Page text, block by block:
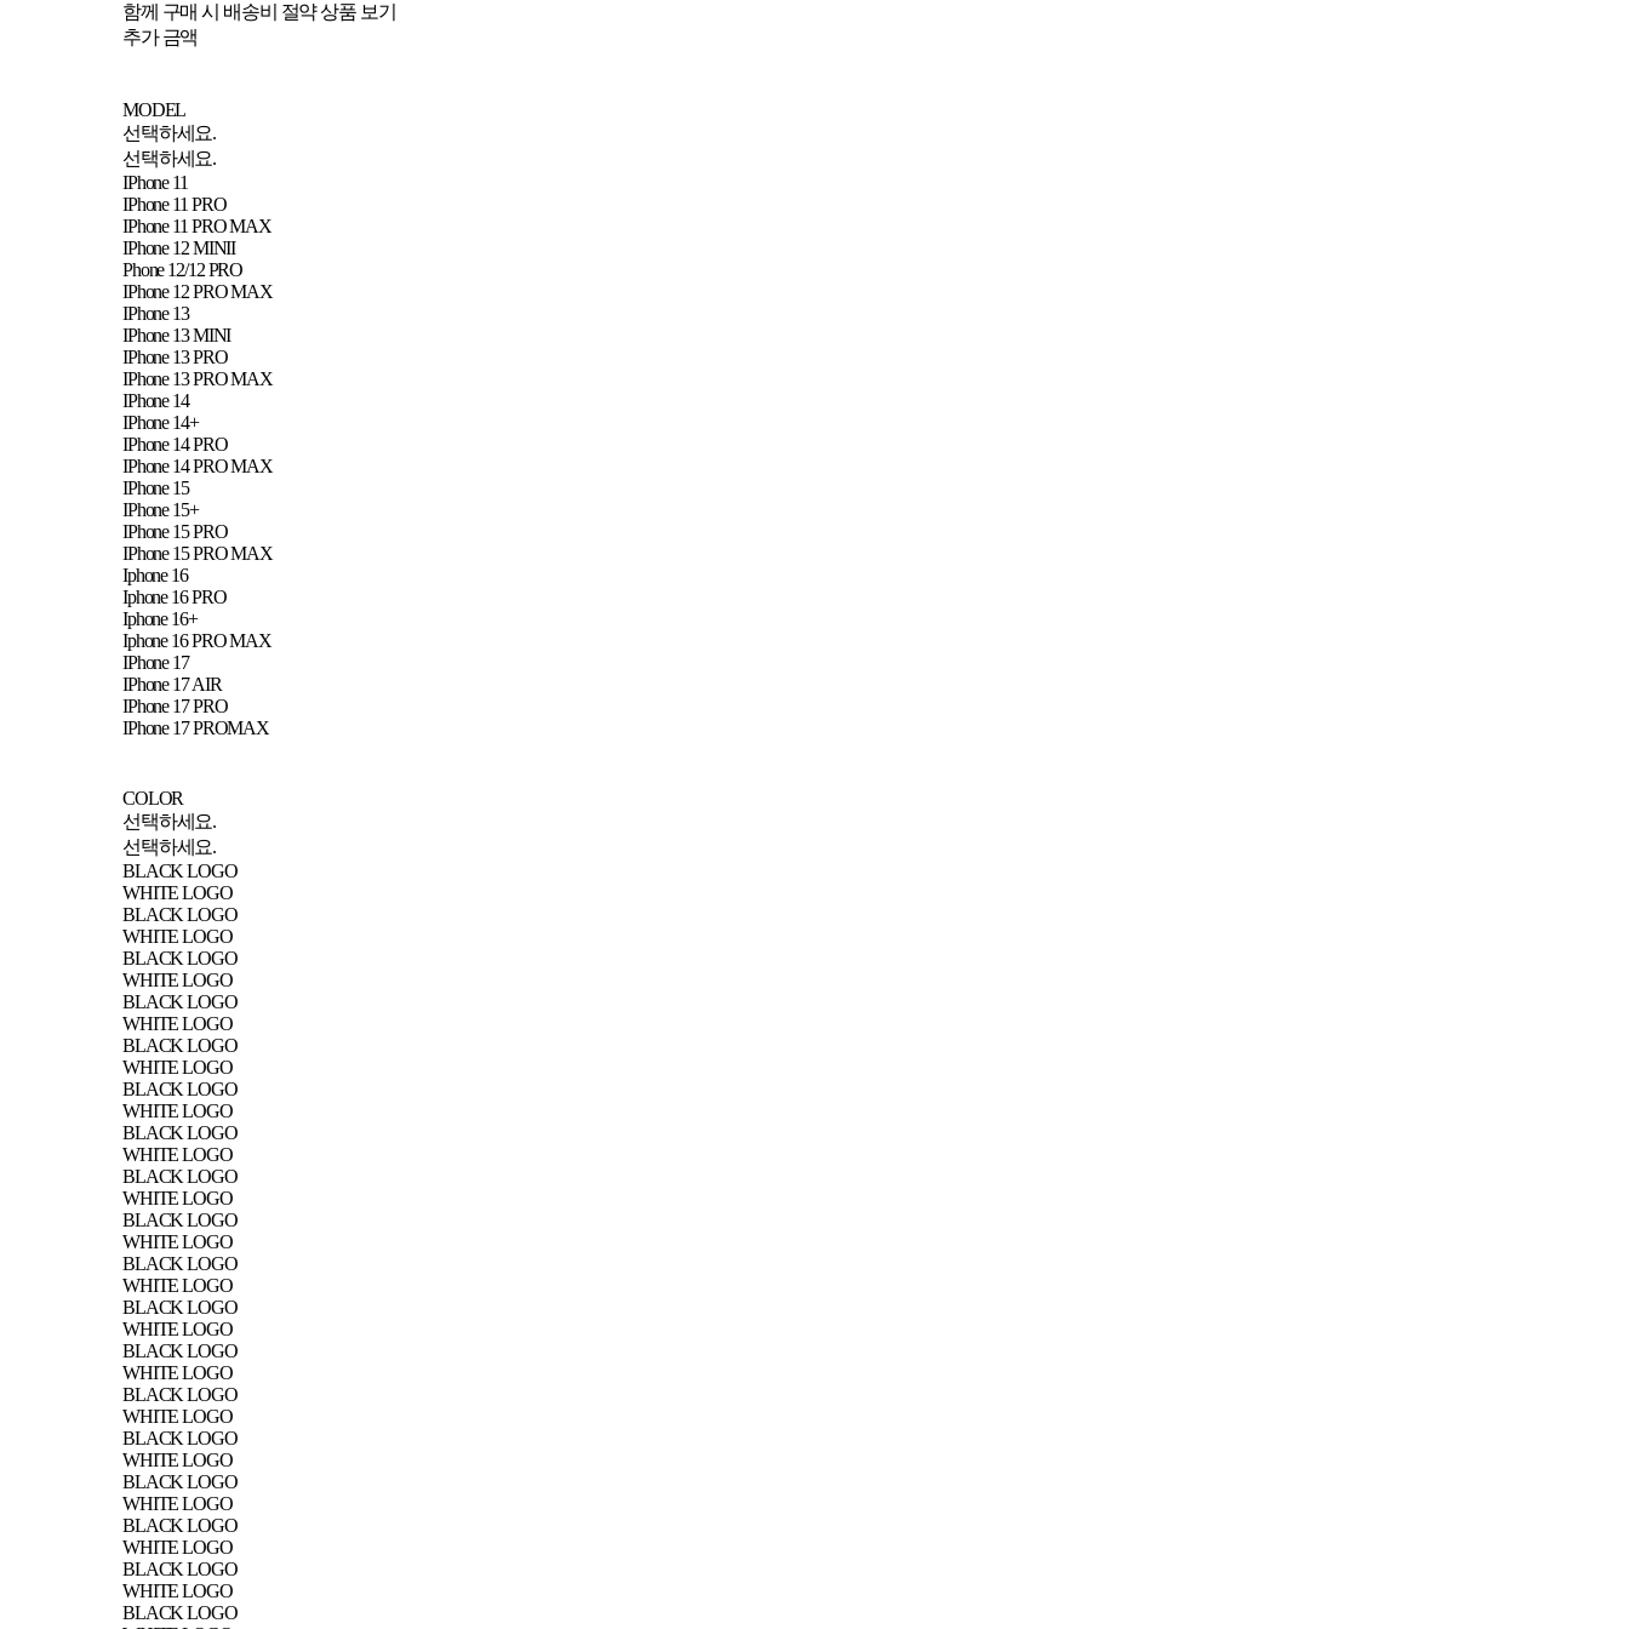
함께 구매 시 배송비 절약 상품 보기
추가 금액
MODEL
선택하세요.
선택하세요.
IPhone 11
IPhone 11 PRO
IPhone 11 PRO MAX
IPhone 12 MINII
Phone 12/12 PRO
IPhone 12 PRO MAX
IPhone 13
IPhone 13 MINI
IPhone 13 PRO
IPhone 13 PRO MAX
IPhone 14
IPhone 14+
IPhone 14 PRO
IPhone 14 PRO MAX
IPhone 15
IPhone 15+
IPhone 15 PRO
IPhone 15 PRO MAX
Iphone 16
Iphone 16 PRO
Iphone 16+
Iphone 16 PRO MAX
IPhone 17
IPhone 17 AIR
IPhone 17 PRO
IPhone 17 PROMAX
COLOR
선택하세요.
선택하세요.
BLACK LOGO
WHITE LOGO
BLACK LOGO
WHITE LOGO
BLACK LOGO
WHITE LOGO
BLACK LOGO
WHITE LOGO
BLACK LOGO
WHITE LOGO
BLACK LOGO
WHITE LOGO
BLACK LOGO
WHITE LOGO
BLACK LOGO
WHITE LOGO
BLACK LOGO
WHITE LOGO
BLACK LOGO
WHITE LOGO
BLACK LOGO
WHITE LOGO
BLACK LOGO
WHITE LOGO
BLACK LOGO
WHITE LOGO
BLACK LOGO
WHITE LOGO
BLACK LOGO
WHITE LOGO
BLACK LOGO
WHITE LOGO
BLACK LOGO
WHITE LOGO
BLACK LOGO